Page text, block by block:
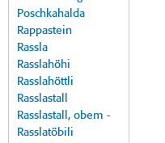
Poschkahalda
Rappastein
Rassla
Rasslahöhi
Rasslahöttli
Rasslastall
Rasslastall, obem -
Rasslatöbili